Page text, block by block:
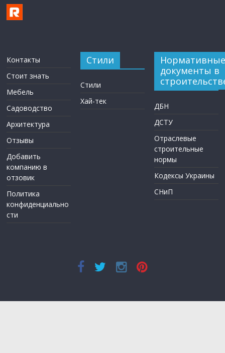
Контакты
Стоит знать
Мебель
Садоводство
Архитектура
Отзывы
Добавить
компанию в
отзовик
Политика
конфиденциально
сти
Стили
Стили
Хай-тек
Нормативные
документы в
ДБН
ДСТУ
Отраслевые
строительные
нормы
Кодексы Украины
СНиП